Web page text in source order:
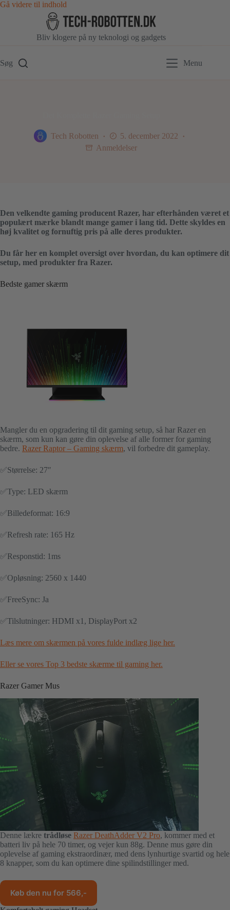
Gå
Gå videre til indhold
Bliv klogere på ny teknologi og gadgets
Søg Menu
Tech Robotten
5. december 2022
Anmeldelser
Den velkendte gaming producent Razer, har efterhånden været et
populært mærke blandt mange gamer i lang tid. Dette skyldes en
høj kvalitet og fornuftig pris på alle deres produkter.
Du får her en komplet oversigt over hvordan, du kan optimere dit
setup, med produkter fra Razer.
Bedste gamer skærm
Mangler du en opgradering til dit gaming setup, så har Razer en
skærm, som kun kan gøre din oplevelse af alle former for gaming
bedre. Razer Raptor – Gaming skærm, vil forbedre dit gameplay.
✅Størrelse: 27″
✅Type: LED skærm
✅Billedeformat: 16:9
✅Refresh rate: 165 Hz
✅Responstid: 1ms
✅Opløsning: 2560 x 1440
✅FreeSync: Ja
✅Tilslutninger: HDMI x1, DisplayPort x2
Læs mere om skærmen på vores fulde indlæg lige her.
Eller se vores Top 3 bedste skærme til gaming her.
Razer Gamer Mus
Denne lækre trådløse Razer DeathAdder V2 Pro, kommer med et
batteri liv på hele 70 timer, og vejer kun 88g. Denne mus gøre din
oplevelse af gaming ekstraordinær, med dens lynhurtige svartid og hele
8 knapper, som du kan optimere dine spilindstillinger med.
Køb den nu for 566,-